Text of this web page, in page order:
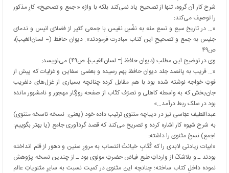
شرح کار آن گروه، تنها از تصحیح یاد نمی‌کند بلکه با واژه « جمع و تصحیح» کارِ مذکور
را توصیف می‌کند:
«… در تاریخ سبع و تسع مئه به نفْسِ نفیس با جمعی کثیر از فضلای انیس و ندمای
جلیس به جمع و تصحیحِ این کتاب مبادرت فرمودند». دیوان حافظ (= لسان‌الغیب)،
ص۴۹
وی در توضیح این مطلب (دیوان حافظ [= لسان‌الغیب]، ص۴۹) می‌نویسد:
«… قریب به پانصد جلد دیوان حافظ بهم رسیده و بعضی سفاین و غزلیات که پیش از
فوتِ خواجه نوشته شده بود با هم مقابل کرده چنانچه بسیاری از غزل‌های دلفریب
جان‌بخش که به واسطه کاهلی و تصرّف کتّاب از صفحه روزگار مهجور و نامشهور مانده
بود در سلک ربط درآمد…»
عبداللطیف عبّاسی نیز در دیباچه مثنوی ترتیب داده خود (یعنی: نسخه ناسخه مثنوی)
به شرح شیوه کار اشاره کرده و تصریح می‌کند که قصد گردآوری جامع (یا بهتر بگوییم:
اجمع) نسخ مثنوی را داشته:
«ابیات زیادتی لابدی را که کُتّابِ خیانتْ انتساب به مرورِ سنین و دهور از قلم انداخته
بودند ـ و بلاشکّ از وارداتِ طبعِ فیاضِ حضرتِ مولوی بود ـ از چندین نسخه پژوهش
نموده داخلِ کتاب ساخته؛ چنانچه این مثنوی در کمیت نسبت به سایرِ مثنویاتِ عالم